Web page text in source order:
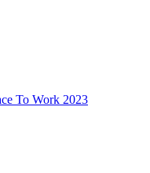
To Work 2023